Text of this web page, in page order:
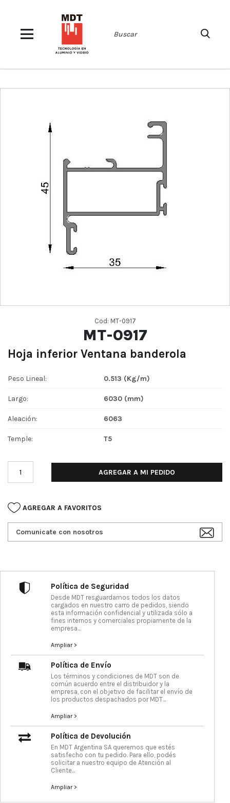
Cod: MT-0917
MT-0917
Hoja inferior Ventana banderola
Peso Lineal: 0.513 (Kg/m)
Largo: 6030 (mm)
Aleación: 6063
Temple: T5
AGREGAR A MI PEDIDO
AGREGAR A FAVORITOS
Comunicate con nosotros
Política de Seguridad
Desde MDT resguardamos todos los datos
cargados en nuestro carro de pedidos, siendo
esta información confidencial y utilizada sólo a
fines internos y comerciales propiamente de la
empresa...
Ampliar >
Política de Envío
Los términos y condiciones de MDT son de
común acuerdo entre el distribuidor y la
empresa, con el objetivo de facilitar el envío de
los productos despachados por MDT...
Ampliar >
Política de Devolución
En MDT Argentina SA queremos que estés
satisfecho con tu pedido. Para ello, podés
solicitar a nuestro equipo de Atención al
Cliente...
Ampliar >